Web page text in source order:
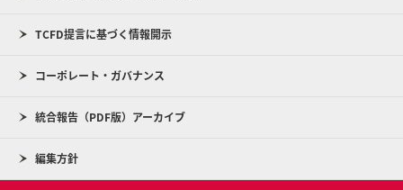
TCFD提言に基づく情報開示
コーポレート・ガバナンス
統合報告（PDF版）アーカイブ
編集方針